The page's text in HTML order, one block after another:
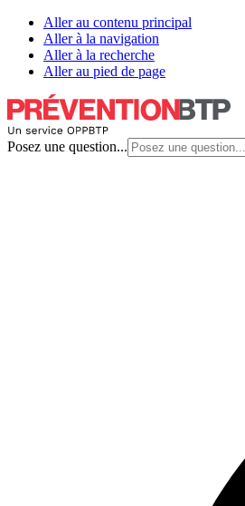
Aller au contenu principal
Aller à la navigation
Aller à la recherche
Aller au pied de page
Posez une question...